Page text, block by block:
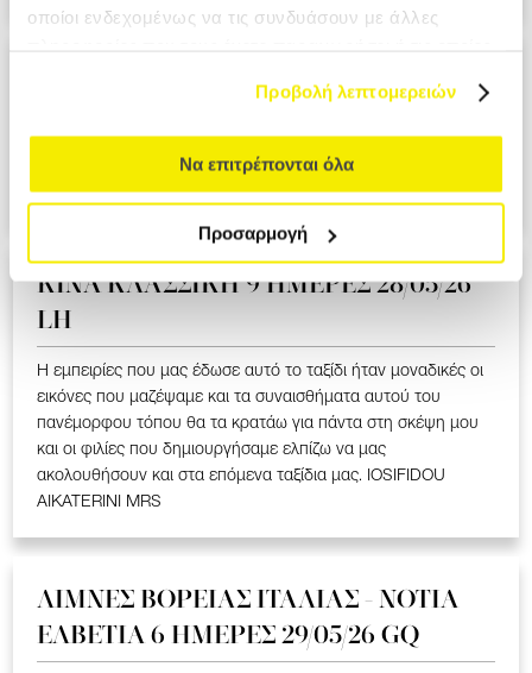
οποίοι ενδεχομένως να τις συνδυάσουν με άλλες
Προβολή λεπτομερειών
Να επιτρέπονται όλα
Προσαρμογή
ΗΜΕΡΕΣ 29/05/26 ΑΖ
ΥΠΕΡΟΧΟ ΤΑΞΙΔΙ ΠΟΥ ΜΑΣ ΕΚΑΝΕ ΝΑ ΣΥΓΚΙΝΗΘΟΥΜΕ ΣΤΑ
ΚΙΝΑ KΛΑΣΣΙΚΗ 9 ΗΜΕΡΕΣ 28/05/26
LH
Η εμπειρίες που μας έδωσε αυτό το ταξίδι ήταν μοναδικές οι
εικόνες που μαζέψαμε και τα συναισθήματα αυτού του
πανέμορφου τόπου θα τα κρατάω για πάντα στη σκέψη μου
και οι φιλίες που δημιουργήσαμε ελπίζω να μας
ακολουθήσουν και στα επόμενα ταξίδια μας. IOSIFIDOU
AIKATERINI MRS
ΛΙΜΝΕΣ ΒΟΡΕΙΑΣ ΙΤΑΛΙΑΣ - ΝΟΤΙΑ
ΕΛΒΕΤΙΑ 6 ΗΜΕΡΕΣ 29/05/26 GQ